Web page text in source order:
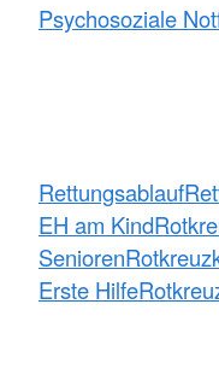
Psychosoziale
Rettungsablauf
EH am Kind
Senioren
Erste Hilfe